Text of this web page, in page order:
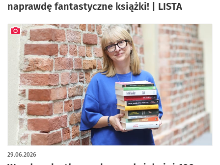
naprawdę fantastyczne książki! | LISTA
29.06.2026
artykuł z galerią zdjęć